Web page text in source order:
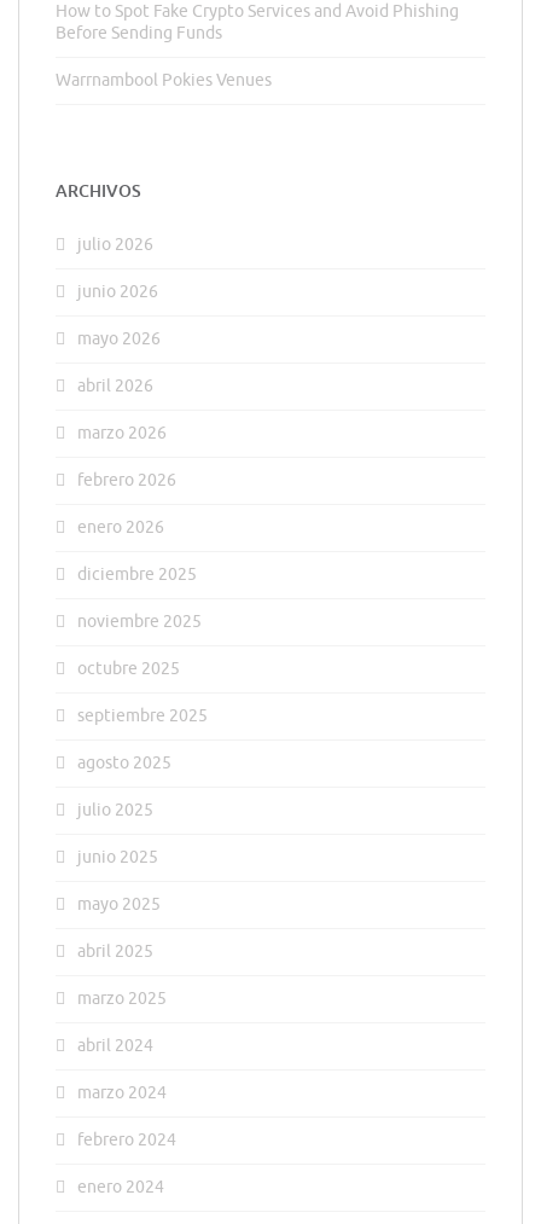
How to Spot Fake Crypto Services and Avoid Phishing
Before Sending Funds
Warrnambool Pokies Venues
ARCHIVOS
julio 2026
junio 2026
mayo 2026
abril 2026
marzo 2026
febrero 2026
enero 2026
diciembre 2025
noviembre 2025
octubre 2025
septiembre 2025
agosto 2025
julio 2025
junio 2025
mayo 2025
abril 2025
marzo 2025
abril 2024
marzo 2024
febrero 2024
enero 2024